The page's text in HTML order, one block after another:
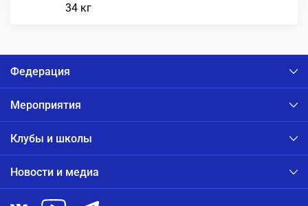
34 кг
Федерация
Мероприятия
Клубы и школы
Новости и медиа